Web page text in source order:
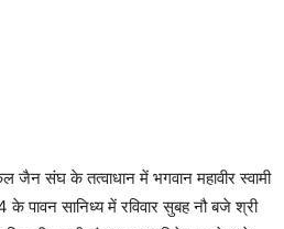
जैन संघ के तत्वाधान में भगवान महावीर स्वामी
के पावन सानिध्य में रविवार सुबह नौ बजे श्री